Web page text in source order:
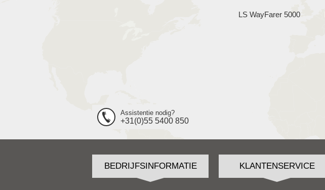
LS WayFarer 5000
Assistentie nodig?
+31(0)55 5400 850
BEDRIJFSINFORMATIE KLANTENSERVICE